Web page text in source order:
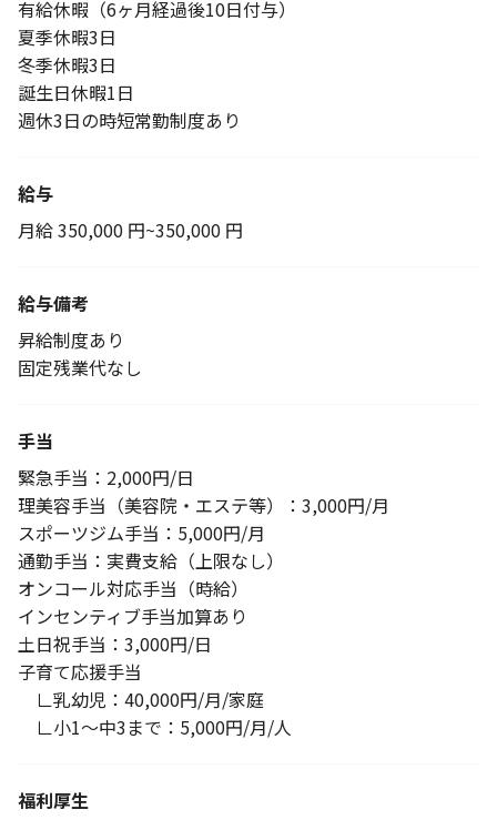
有給休暇（6ヶ月経過後10日付与）
夏季休暇3日
冬季休暇3日
誕生日休暇1日
週休3日の時短常勤制度あり
給与
月給 350,000 円~350,000 円
給与備考
昇給制度あり
固定残業代なし
手当
緊急手当：2,000円/日
理美容手当（美容院・エステ等）：3,000円/月
スポーツジム手当：5,000円/月
通勤手当：実費支給（上限なし）
オンコール対応手当（時給）
インセンティブ手当加算あり
土日祝手当：3,000円/日
子育て応援手当
∟乳幼児：40,000円/月/家庭
∟小1～中3まで：5,000円/月/人
福利厚生